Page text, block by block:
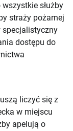
służby
straży pożarnej
specjalistyczny
dostępu do
liczyć się z
w miejscu
apelują o